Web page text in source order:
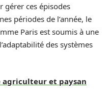
gérer ces épisodes
périodes de l’année, le
Paris est soumis à une
des systèmes
et paysan